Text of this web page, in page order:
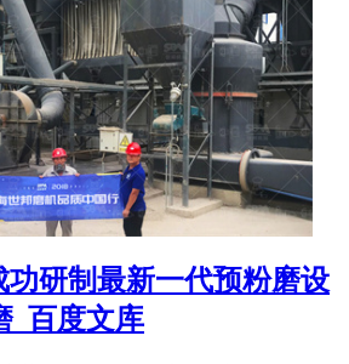
功研制最新一代预粉磨设
_百度文库